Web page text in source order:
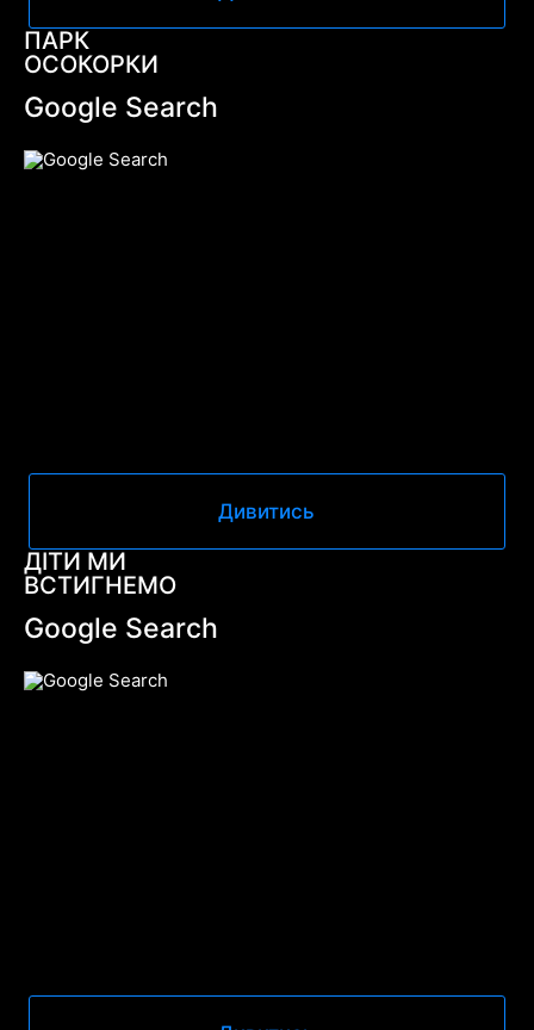
ПАРК
ОСОКОРКИ
Google Search
Дивитись
ДІТИ МИ
ВСТИГНЕМО
Google Search